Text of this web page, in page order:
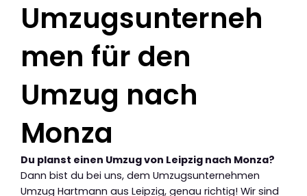
Umzugsunterneh
men für den
Umzug nach
Monza
Du planst einen Umzug von Leipzig nach Monza?
Dann bist du bei uns, dem Umzugsunternehmen
Umzug Hartmann aus Leipzig, genau richtig! Wir sind